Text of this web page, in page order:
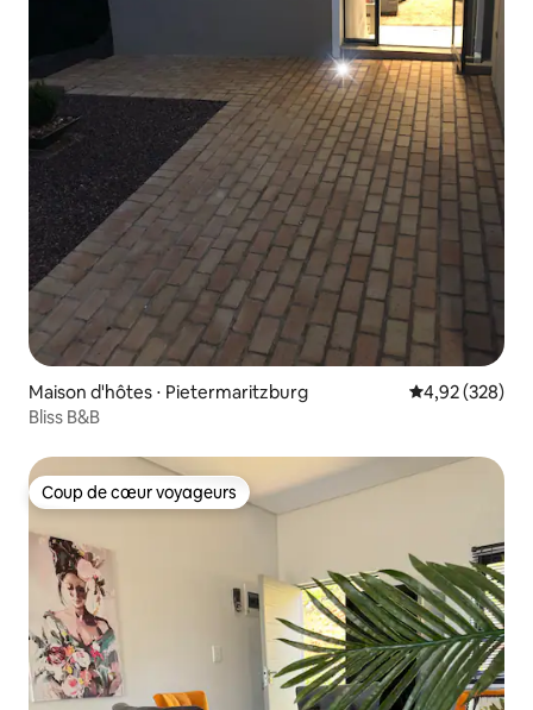
Maison d'hôtes ⋅ Pietermaritzburg Évaluation
4,92 (328)
Bliss B&B
Coup de cœur voyageurs
Coup de cœur voyageurs